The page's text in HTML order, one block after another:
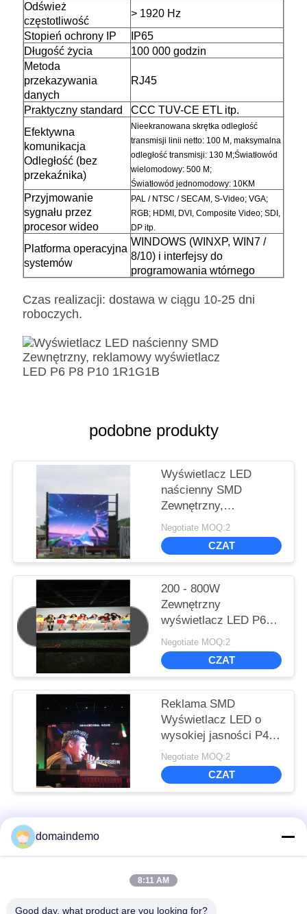
Odśwież
częstotliwość
> 1920 Hz
Stopień ochrony IP
IP65
Długość życia
100 000 godzin
Metoda
przekazywania
danych
RJ45
Praktyczny standard
CCC TUV-CE ETL itp.
Efektywna
komunikacja
Odległość (bez
przekaźnika)
Nieekranowana skrętka odległość
transmisji linii netto: 100 M, maksymalna
odległość transmisji: 130 M;Światłowód
wielomodowy: 500 M;
Światłowód jednomodowy: 10KM
Przyjmowanie
sygnału przez
procesor wideo
PAL / NTSC / SECAM, S-Video; VGA;
RGB; HDMI, DVI, Composite Video; SDI,
DP itp.
Platforma operacyjna
systemów
WINDOWS (WINXP, WIN7 /
8/10) i interfejsy do
programowania wtórnego
Czas realizacji: dostawa w ciągu 10-25 dni
roboczych.
podobne produkty
Wyświetlacz LED
naścienny SMD
Zewnętrzny,
reklamowy
wyświetlacz LED P6
P8 P10 1R1G1B
Negotiate MOQ:2
CZAT
200 - 800W
Zewnętrzny
wyświetlacz LED P6
SMD Pełny kolor
Reklama o wysokiej
jasności 200 - 800W
wyświetlacz LED
Scree
Negotiate MOQ:2
CZAT
Reklama SMD
Wyświetlacz LED o
wysokiej jasności P4
Podświetlany
zewnętrzny kolorowy
1R1G1B
Negotiate MOQ:2
CZAT
popularne kategorie
Wyświetlacz LED
domaindemo
8:11 AM
Good day, what product are you looking for?